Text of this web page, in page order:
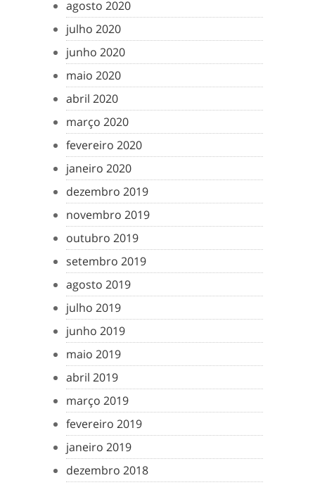
agosto 2020
julho 2020
junho 2020
maio 2020
abril 2020
março 2020
fevereiro 2020
janeiro 2020
dezembro 2019
novembro 2019
outubro 2019
setembro 2019
agosto 2019
julho 2019
junho 2019
maio 2019
abril 2019
março 2019
fevereiro 2019
janeiro 2019
dezembro 2018